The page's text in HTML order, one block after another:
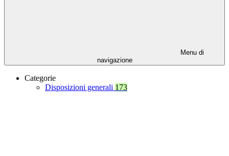
Menu di
navigazione
Categorie
Disposizioni generali 173